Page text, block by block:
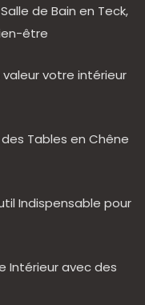
de Bain en Teck,
être
votre intérieur
Tables en Chêne
Indispensable pour
Intérieur avec des